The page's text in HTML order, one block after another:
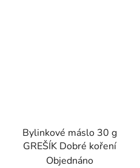
Bylinkové máslo 30 g
GREŠÍK Dobré koření
Objednáno